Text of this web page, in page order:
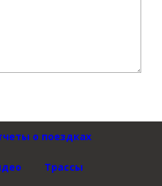
о поездках
Трассы